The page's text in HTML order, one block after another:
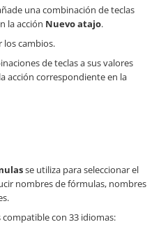
una combinación de teclas
la acción Nuevo atajo.
los cambios.
de teclas a sus valores
acción correspondiente en la
se utiliza para seleccionar el
nombres de fórmulas, nombres
compatible con 33 idiomas: